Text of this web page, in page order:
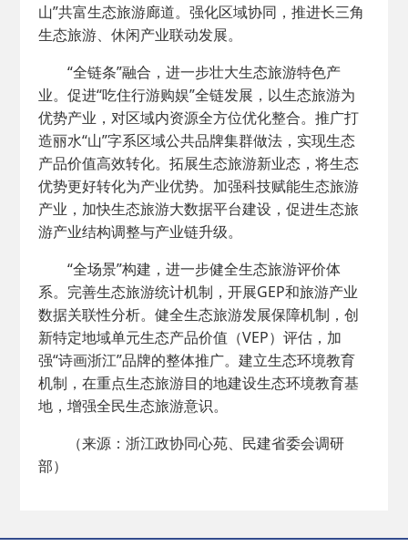
山”共富生态旅游廊道。强化区域协同，推进长三角
生态旅游、休闲产业联动发展。
“全链条”融合，进一步壮大生态旅游特色产
业。促进“吃住行游购娱”全链发展，以生态旅游为
优势产业，对区域内资源全方位优化整合。推广打
造丽水“山”字系区域公共品牌集群做法，实现生态
产品价值高效转化。拓展生态旅游新业态，将生态
优势更好转化为产业优势。加强科技赋能生态旅游
产业，加快生态旅游大数据平台建设，促进生态旅
游产业结构调整与产业链升级。
“全场景”构建，进一步健全生态旅游评价体
系。完善生态旅游统计机制，开展GEP和旅游产业
数据关联性分析。健全生态旅游发展保障机制，创
新特定地域单元生态产品价值（VEP）评估，加
强“诗画浙江”品牌的整体推广。建立生态环境教育
机制，在重点生态旅游目的地建设生态环境教育基
地，增强全民生态旅游意识。
（来源：浙江政协同心苑、民建省委会调研
部）